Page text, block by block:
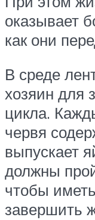
оказывает
как они
В среде
хозяин для
цикла.
червя
выпускает
должны
чтобы
завершить